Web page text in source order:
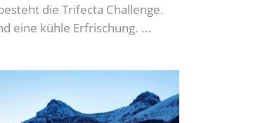
die Trifecta Challenge.
eine kühle Erfrischung.